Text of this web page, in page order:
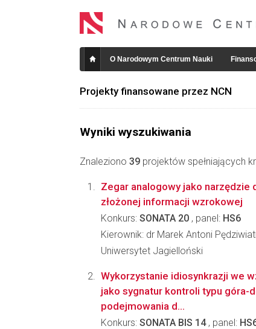
O Narodowym Centrum Nauki
Projekty finansowane przez NCN
Wyniki wyszukiwania
Znaleziono 39 projektów spełniających
Zegar analogowy jako narzędzie
złożonej informacji wzrokowej
Konkurs: SONATA 20 , panel: HS6
Kierownik: dr Marek Antoni
Uniwersytet Jagielloński
Wykorzystanie idiosynkrazji we
jako sygnatur kontroli typu góra-
podejmowania d...
Konkurs: SONATA BIS 14, panel: